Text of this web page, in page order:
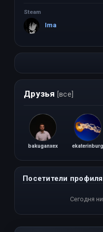
Steam
Ima
Друзья [все]
bakuganxex ekaterinburg
Посетители профиля
Сегодня